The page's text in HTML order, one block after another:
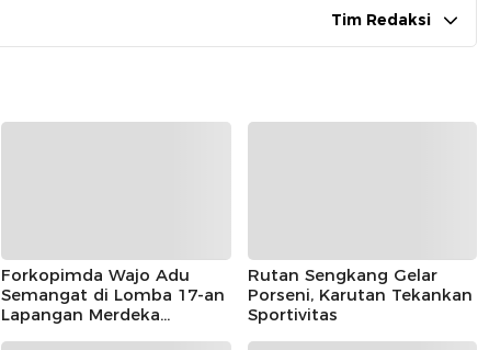
Tim Redaksi
Forkopimda Wajo Adu
Semangat di Lomba 17-an
Lapangan Merdeka
Rutan Sengkang Gelar
Porseni, Karutan Tekankan
Sportivitas